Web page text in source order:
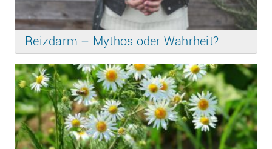
Reizdarm – Mythos oder Wahrheit?